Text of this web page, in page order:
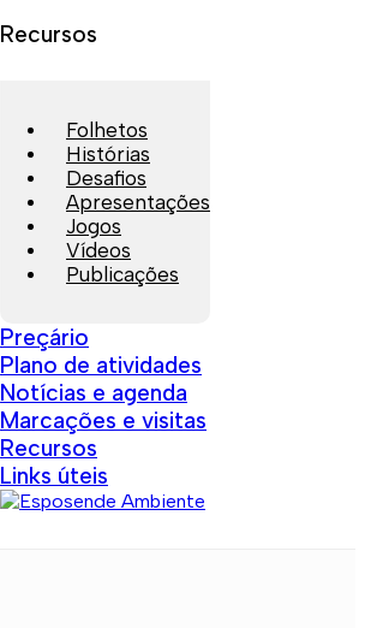
Recursos
Folhetos
Histórias
Desafios
Apresentações
Jogos
Vídeos
Publicações
Preçário
Plano de atividades
Notícias e agenda
Marcações e visitas
Recursos
Links úteis